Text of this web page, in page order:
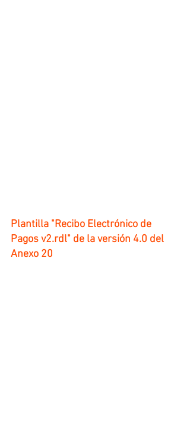
Plantilla "Recibo Electrónico de
Pagos v2.rdl" de la versión 4.0 del
Anexo 20